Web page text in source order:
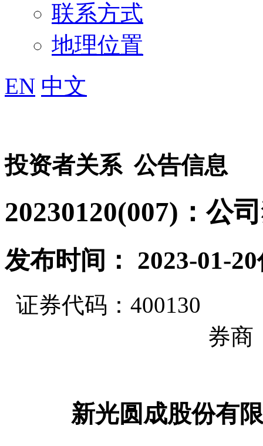
联系方式
地理位置
EN 中文
投资者关系 公告信息
20230120(007)：公
发布时间： 2023-01-20
证券代码 ：
券商
新光圆成股份有